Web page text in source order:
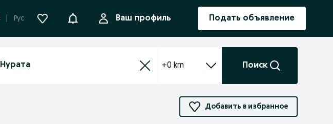
Рус УведомленияВаш профиль Подать объявление
+0 km Поиск
Добавить в избранное